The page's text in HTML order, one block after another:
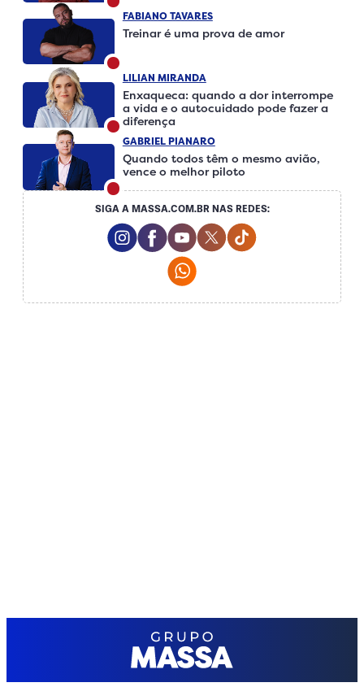
FABIANO TAVARES
Treinar é uma prova de amor
LILIAN MIRANDA
Enxaqueca: quando a dor interrompe
a vida e o autocuidado pode fazer a
diferença
GABRIEL PIANARO
Quando todos têm o mesmo avião,
vence o melhor piloto
SIGA A MASSA.COM.BR NAS REDES:
Instagram Social Media
Facebook Social Media
Youtube Social Media
Twitter Social Media
Tiktok Social
Whatsapp Social Media